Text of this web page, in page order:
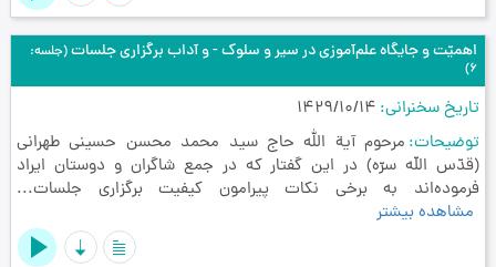
اهمیّت و جایگاه علم‌آموزی در سیر و سلوک - و آداب برگزاری جلسات(جلسه:
6)
تاریخ سخنرانی 1429/10/14
توضیحات مرحوم آیة الله حاج سید محمد محسن حسینی طهرانی
(قدّس اللّه سرّه) در این گفتار که در جمع شاگران و دوستان ایراد
فرموده‌اند به برخی نکات پیرامون کیفیت برگزاری جلسات...
مشاهده بیشتر